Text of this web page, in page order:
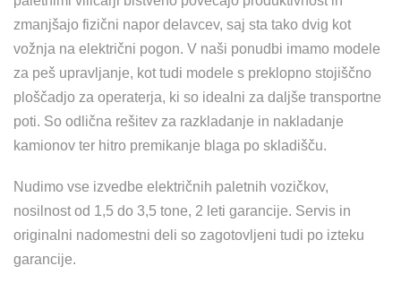
zmanjšajo fizični napor delavcev, saj sta tako dvig kot
vožnja na električni pogon. V naši ponudbi imamo modele
za peš upravljanje, kot tudi modele s preklopno stojiščno
ploščadjo za operaterja, ki so idealni za daljše transportne
poti. So odlična rešitev za razkladanje in nakladanje
kamionov ter hitro premikanje blaga po skladišču.
Nudimo vse izvedbe električnih paletnih vozičkov,
nosilnost od 1,5 do 3,5 tone, 2 leti garancije. Servis in
originalni nadomestni deli so zagotovljeni tudi po izteku
garancije.